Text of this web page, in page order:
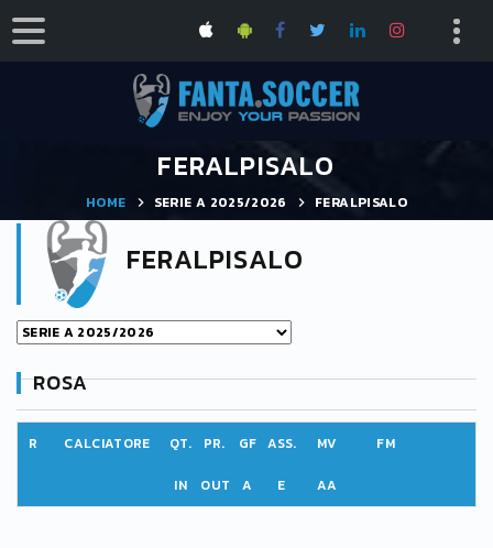
FERALPISALO
HOME SERIE A 2025/2026 FERALPISALO
FERALPISALO
ROSA
R CALCIATORE QT. PR. GF ASS. MV FM
IN OUT A E AA